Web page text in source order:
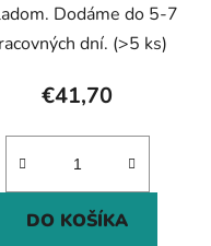
Dodáme do 5-7
dní. (>5 ks)
€41,70
DO KOŠÍKA